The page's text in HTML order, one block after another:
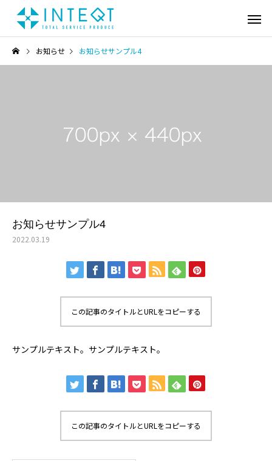
お知らせ お知らせサンプル4
お知らせサンプル4
2022.03.19
この記事のタイトルとURLをコピーする
サンプルテキスト。サンプルテキスト。
この記事のタイトルとURLをコピーする